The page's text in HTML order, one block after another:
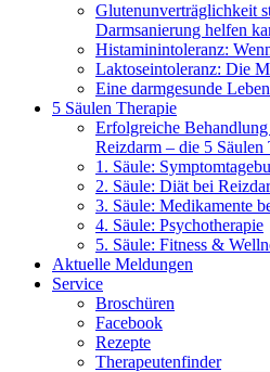
Glutenunverträglichkeit
Darmsanierung helfen
Histaminintoleranz:
Laktoseintoleranz: Die
Eine darmgesunde
5 Säulen Therapie
Erfolgreiche
Reizdarm – die 5 Säulen
1. Säule:
2. Säule: Diät bei
3. Säule: Medikamente
4. Säule: Psychotherapie
5. Säule: Fitness &
Aktuelle Meldungen
Service
Broschüren
Facebook
Rezepte
Therapeutenfinder